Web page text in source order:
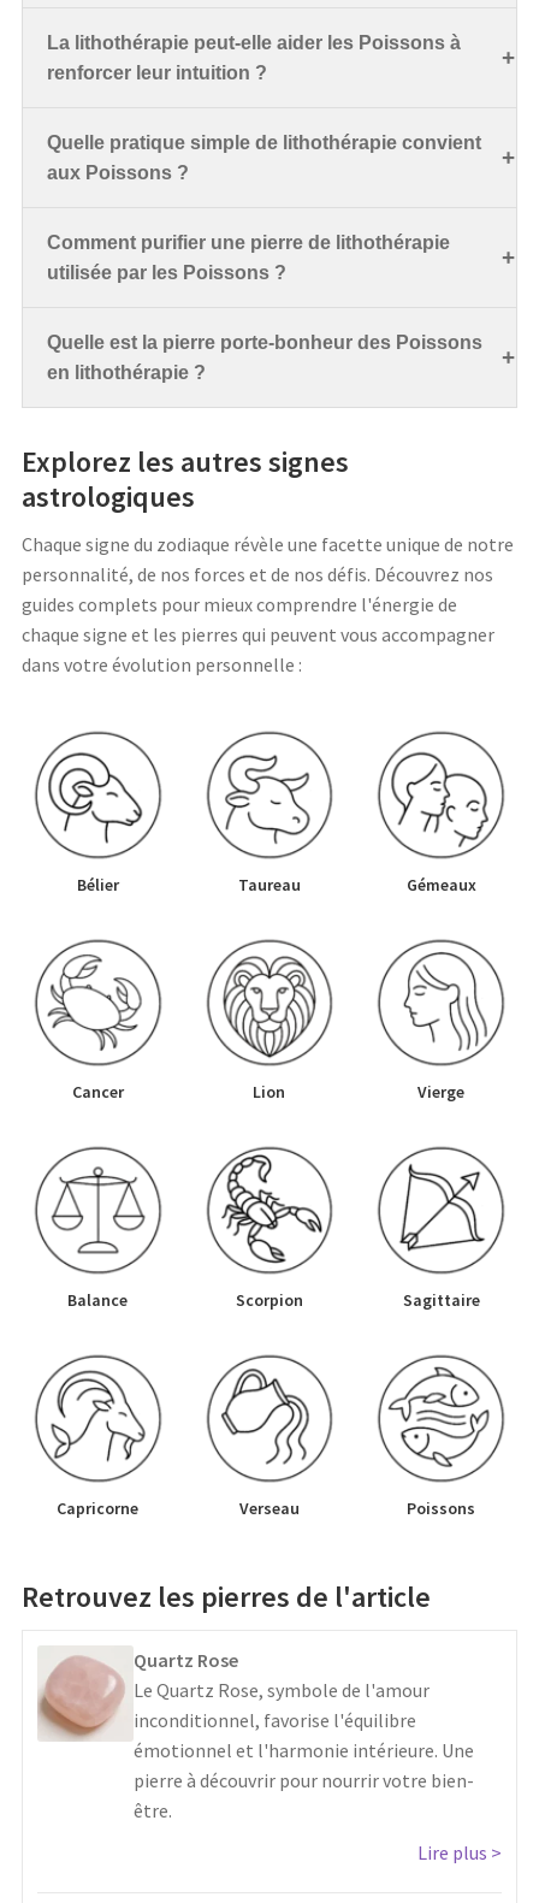
La lithothérapie peut-elle aider les Poissons à
renforcer leur intuition ?
Quelle pratique simple de lithothérapie convient
aux Poissons ?
Comment purifier une pierre de lithothérapie
utilisée par les Poissons ?
Quelle est la pierre porte-bonheur des Poissons
en lithothérapie ?
Explorez les autres signes
astrologiques
Chaque signe du zodiaque révèle une facette unique de notre
personnalité, de nos forces et de nos défis. Découvrez nos
guides complets pour mieux comprendre l'énergie de
chaque signe et les pierres qui peuvent vous accompagner
dans votre évolution personnelle :
Bélier Taureau Gémeaux
Cancer Lion Vierge
Balance Scorpion Sagittaire
Capricorne Verseau Poissons
Retrouvez les pierres de l'article
Quartz Rose
Le Quartz Rose, symbole de l'amour
inconditionnel, favorise l'équilibre
émotionnel et l'harmonie intérieure. Une
pierre à découvrir pour nourrir votre bien-
être.
Lire plus